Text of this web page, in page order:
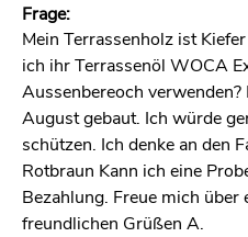
Frage:
Mein Terrassenholz ist
ich ihr Terrassenöl WOCA
Aussenbereoch
August gebaut. Ich würde
schützen. Ich denke an den
Rotbraun Kann ich eine
Bezahlung. Freue mich
freundlichen Grüßen A.